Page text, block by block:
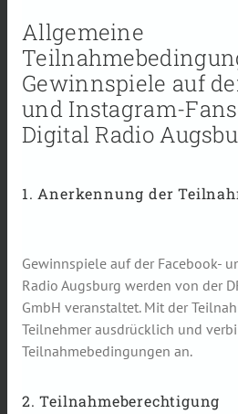
Allgemeine
Gewinnspiele auf
und Instagram-
Digital Radio
1. Anerkennung der
Gewinnspiele auf der Facebook-
Radio Augsburg werden von der
GmbH veranstaltet. Mit der
Teilnehmer ausdrücklich und
Teilnahmebedingungen an.
2. Teilnahmeberechtigung